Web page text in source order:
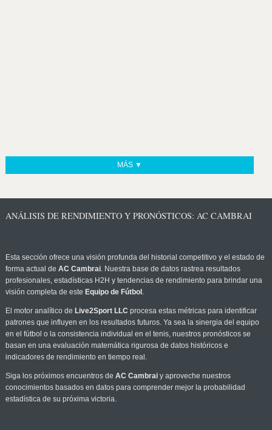
MÁS ▼
ANÁLISIS DE RENDIMIENTO Y PRONÓSTICOS: AC CAMBRAI
Esta sección ofrece una visión profunda del historial competitivo y el estado de
forma actual de AC Cambrai. Nuestra base de datos rastrea resultados
profesionales, estadísticas H2H y tendencias de rendimiento para brindar una
visión completa de este Equipo de Fútbol .
El motor analítico de Live2Sport LLC procesa estas métricas para identificar
patrones que influyen en los resultados futuros. Ya sea la sinergia del equipo
en el fútbol o la consistencia individual en el tenis, nuestros pronósticos se
basan en una evaluación matemática rigurosa de datos históricos e
indicadores de rendimiento en tiempo real.
Siga los próximos encuentros de AC Cambraiy aproveche nuestros
conocimientos basados en datos para comprender mejor la probabilidad
estadística de su próxima victoria.